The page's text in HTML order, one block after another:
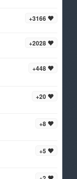
+3166
+2028
+448
+20
+8
+5